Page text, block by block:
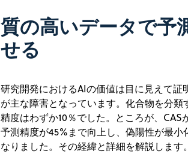
質の高いデータで予
せる
研究開発におけるAIの価値は目に見えて
が主な障害となっています。化合物を分
精度はわずか10％でした。ところが、CAS
予測精度が45%まで向上し、偽陽性が最
なりました。その経緯と詳細を解説します。